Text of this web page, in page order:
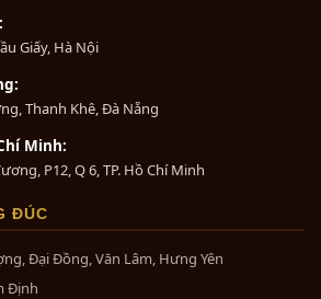
Giấy, Hà Nội
Thanh Khê, Đà Nẵng
Minh:
P12, Q 6, TP. Hồ Chí Minh
ĐÚC
Đại Đồng, Văn Lâm, Hưng Yên
Định